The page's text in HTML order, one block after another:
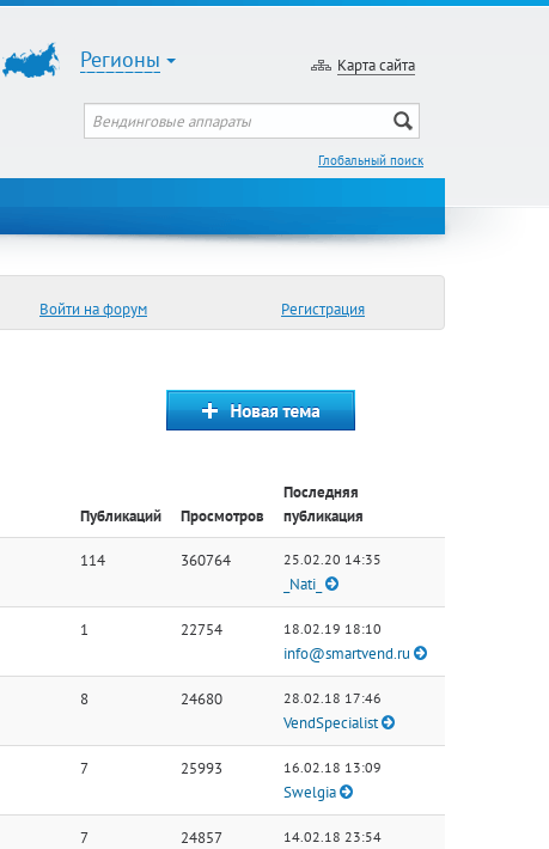
Регионы Карта сайта
Глобальный поиск
Войти на форум Регистрация
Публикаций Просмотров
Последняя
публикация
114 360764 25.02.20 14:35
_Nati_
1 22754 18.02.19 18:10
info@smartvend.ru
8 24680 28.02.18 17:46
VendSpecialist
7 25993 16.02.18 13:09
Swelgia
7 24857 14.02.18 23:54